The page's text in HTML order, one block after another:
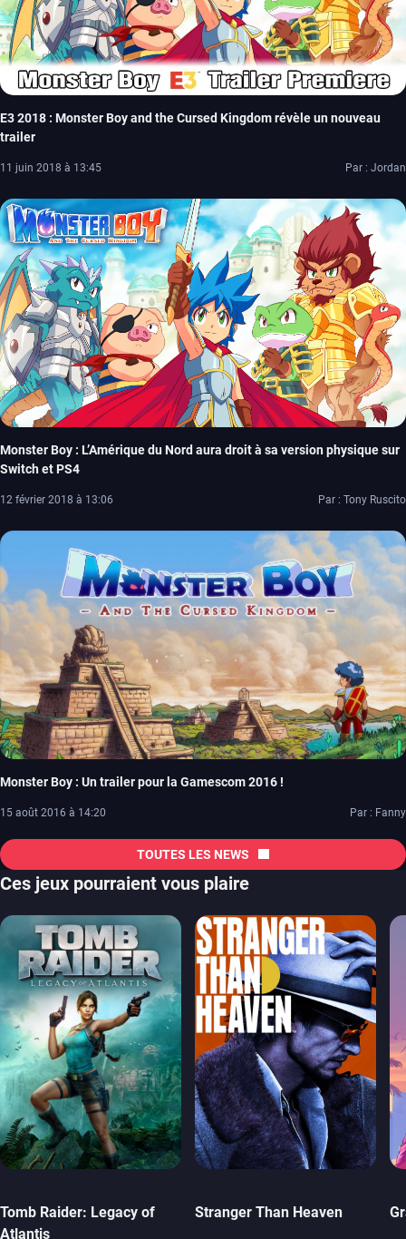
E3 2018 : Monster Boy and the Cursed Kingdom révèle un nouveau
trailer
11 juin 2018 à 13:45 Par : Jordan
Monster Boy : L’Amérique du Nord aura droit à sa version physique sur
Switch et PS4
12 février 2018 à 13:06 Par : Tony Ruscito
Monster Boy : Un trailer pour la Gamescom 2016 !
15 août 2016 à 14:20 Par : Fanny
TOUTES LES NEWS
Ces jeux pourraient vous plaire
Tomb Raider: Legacy of
Atlantis
Stranger Than Heaven